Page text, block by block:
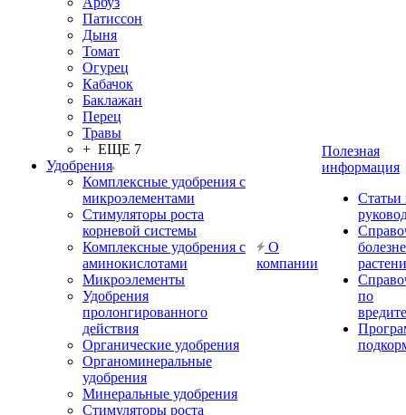
Патиссон
Дыня
Томат
Огурец
Кабачок
Баклажан
Перец
Травы
+ ЕЩЕ 7
Удобрения
Комплексные удобрения с
микроэлементами
Стимуляторы роста
корневой системы
Комплексные удобрения с
аминокислотами
Микроэлементы
Удобрения
пролонгированного
действия
Органические удобрения
Органоминеральные
удобрения
Минеральные удобрения
Стимуляторы роста
О
компании
Полезная
информация
Статьи
по